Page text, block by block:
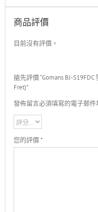
商品評價
目前沒有評價。
搶先評價 “Gomans BJ-
Fret)”
發佈留言必須填寫的電子郵件
您的評價*